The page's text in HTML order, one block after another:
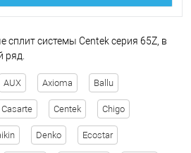
AUX Axioma Ballu
Casarte Centek Chigo
Denko Ecostar
сплит системы Centek серия 65Z, в
ряд.